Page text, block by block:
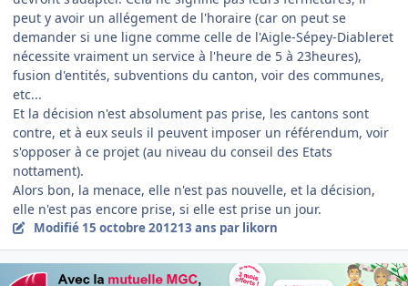
peut y avoir un allégement de l'horaire (car on peut se
demander si une ligne comme celle de l'Aigle-Sépey-Diableret
nécessite vraiment un service à l'heure de 5 à 23heures),
fusion d'entités, subventions du canton, voir des communes,
etc...
Et la décision n'est absolument pas prise, les cantons sont
contre, et à eux seuls il peuvent imposer un référendum, voir
s'opposer à ce projet (au niveau du conseil des Etats
nottament).
Alors bon, la menace, elle n'est pas nouvelle, et la décision,
elle n'est pas encore prise, si elle est prise un jour.
Modifié 15 octobre 201213 ans par likorn